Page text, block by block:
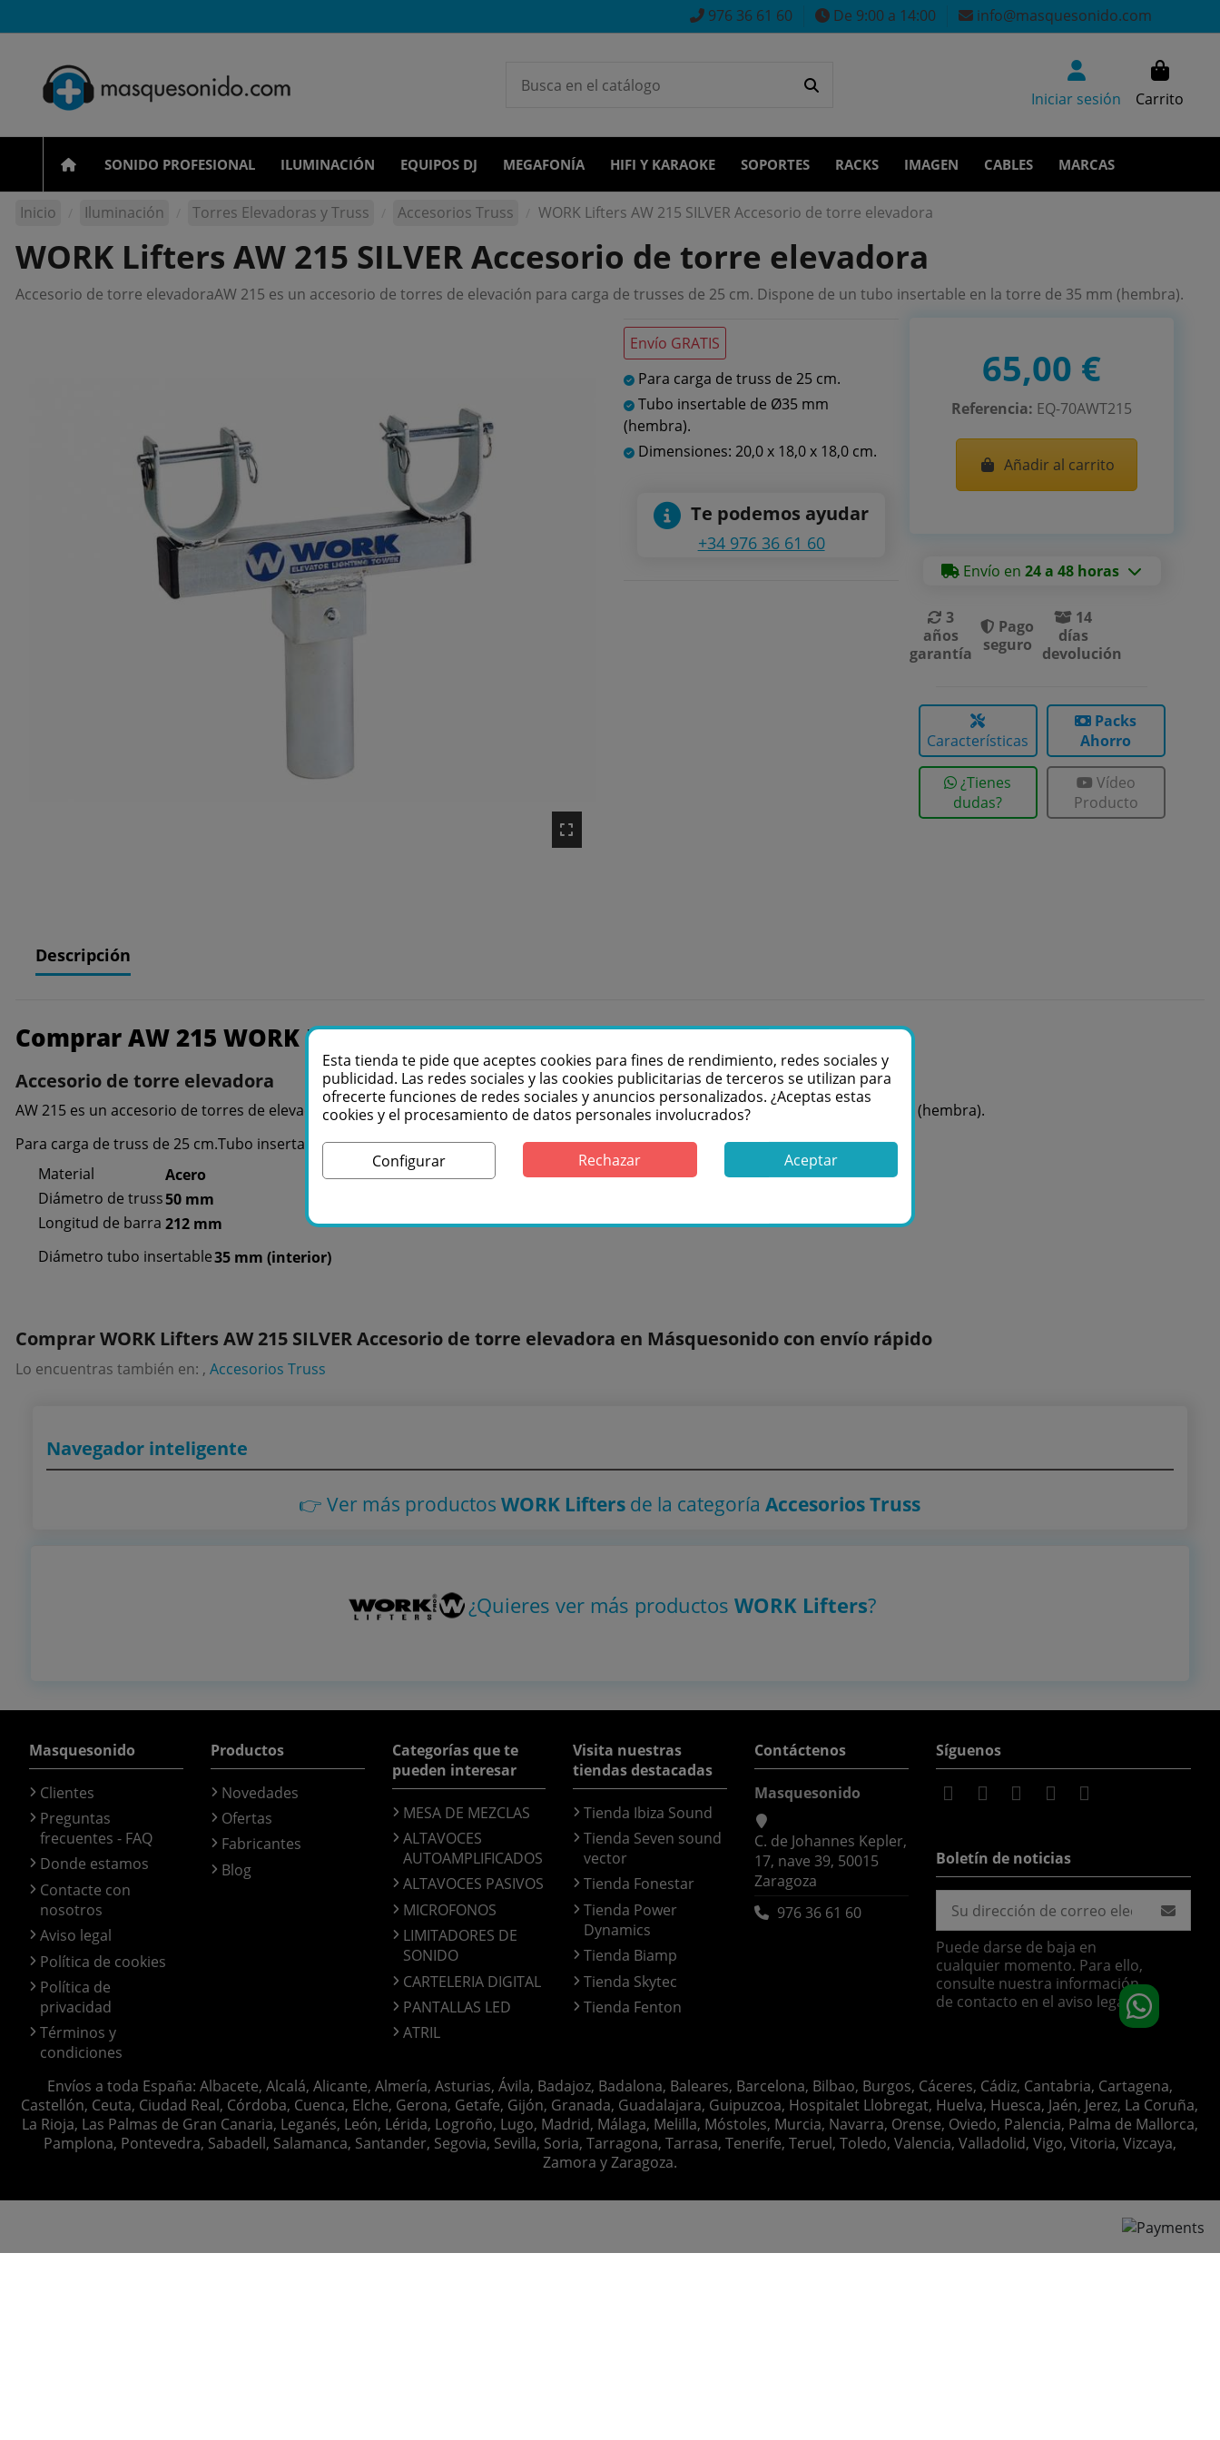
976 36 61 60 De 9:00 a 14:00 info@masquesonido.com
Iniciar sesión Carrito
SONIDO PROFESIONAL ILUMINACIÓN EQUIPOS DJ MEGAFONÍA HIFI Y KARAOKE SOPORTES RACKS IMAGEN CABLES MARCAS
Inicio Iluminación Torres Elevadoras y Truss Accesorios Truss WORK Lifters AW 215 SILVER Accesorio de torre elevadora
WORK Lifters AW 215 SILVER Accesorio de torre elevadora
Accesorio de torre elevadoraAW 215 es un accesorio de torres de elevación para carga de trusses de 25 cm. Dispone de un tubo insertable en la torre de 35 mm (hembra).
Envío GRATIS
Para carga de truss de 25 cm.
Tubo insertable de Ø35 mm
(hembra).
Dimensiones: 20,0 x 18,0 x 18,0 cm.
Te podemos ayudar
+34 976 36 61 60
65,00 €
Referencia: EQ-70AWT215
Añadir al carrito
Envío en24 a 48 horas
3
años
garantía
Pago
seguro
14
días
devolución
Características
Packs
Ahorro
¿Tienes
dudas?
Vídeo
Producto
Descripción
Comprar AW 215 WORK Lifters
Accesorio de torre elevadora
AW 215 es un accesorio de torres de elevación para carga de trusses de 25 cm. Dispone de un tubo insertable en la torre de 35 mm (hembra).
Para carga de truss de 25 cm.Tubo insertable de Ø35 mm (hembra).
Material
Acero
Diámetro de truss50 mm
Longitud de barra 212 mm
Diámetro tubo insertable35 mm (interior)
Comprar WORK Lifters AW 215 SILVER Accesorio de torre elevadora en Másquesonido con envío rápido
Lo encuentras también en: , Accesorios Truss
Navegador inteligente
👉 Ver más productosWORK Lifters de la categoríaAccesorios Truss
¿Quieres ver más productos WORK Lifters?
Masquesonido
Clientes
Preguntas
frecuentes - FAQ
Donde estamos
Contacte con
nosotros
Aviso legal
Política de cookies
Política de
privacidad
Términos y
condiciones
Productos
Novedades
Ofertas
Fabricantes
Blog
Categorías que te
pueden interesar
MESA DE MEZCLAS
ALTAVOCES
AUTOAMPLIFICADOS
ALTAVOCES PASIVOS
MICROFONOS
LIMITADORES DE
SONIDO
CARTELERIA DIGITAL
PANTALLAS LED
ATRIL
Visita nuestras
tiendas destacadas
Tienda Ibiza Sound
Tienda Seven sound
vector
Tienda Fonestar
Tienda Power
Dynamics
Tienda Biamp
Tienda Skytec
Tienda Fenton
Contáctenos
Masquesonido
C. de Johannes Kepler,
17, nave 39, 50015
Zaragoza
976 36 61 60
Síguenos
Boletín de noticias
Puede darse de baja en
cualquier momento. Para ello,
consulte nuestra información
de contacto en el aviso legal.
Envíos a toda España: Albacete, Alcalá, Alicante, Almería, Asturias, Ávila, Badajoz, Badalona, Baleares, Barcelona, Bilbao, Burgos, Cáceres, Cádiz, Cantabria, Cartagena,
Castellón, Ceuta, Ciudad Real, Córdoba, Cuenca, Elche, Gerona, Getafe, Gijón, Granada, Guadalajara, Guipuzcoa, Hospitalet Llobregat, Huelva, Huesca, Jaén, Jerez, La Coruña,
La Rioja, Las Palmas de Gran Canaria, Leganés, León, Lérida, Logroño, Lugo, Madrid, Málaga, Melilla, Móstoles, Murcia, Navarra, Orense, Oviedo, Palencia, Palma de Mallorca,
Pamplona, Pontevedra, Sabadell, Salamanca, Santander, Segovia, Sevilla, Soria, Tarragona, Tarrasa, Tenerife, Teruel, Toledo, Valencia, Valladolid, Vigo, Vitoria, Vizcaya,
Zamora y Zaragoza.
Esta tienda te pide que aceptes cookies para fines de rendimiento, redes sociales y
publicidad. Las redes sociales y las cookies publicitarias de terceros se utilizan para
ofrecerte funciones de redes sociales y anuncios personalizados. ¿Aceptas estas
cookies y el procesamiento de datos personales involucrados?
Configurar Rechazar Aceptar